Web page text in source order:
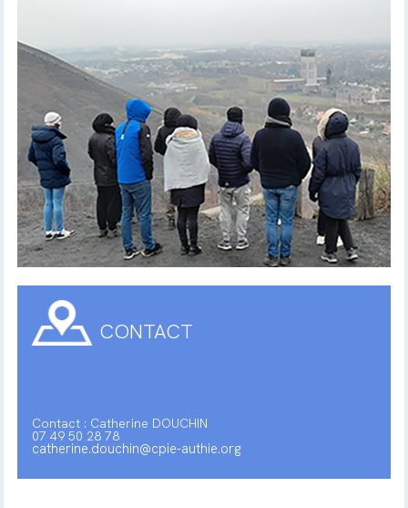
CONTACT
Contact : Catherine DOUCHIN
07 49 50 28 78
catherine.douchin@cpie-authie.org